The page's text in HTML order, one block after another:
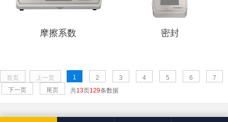
摩擦系数 密封
首页 上一页 1 2 3 4 5 6
7
下一页
尾页 共13页129条数据